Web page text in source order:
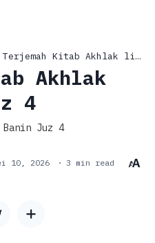
Terjemah Kitab Akhlak lil Banin Juz 4
Akhlak
4
Juz 4
3 min read